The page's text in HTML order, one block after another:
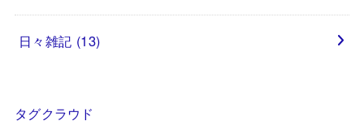
日々雑記 (13)
タグクラウド